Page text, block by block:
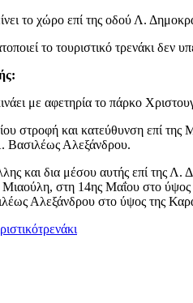
το χώρο επί της οδού Λ.
το τουριστικό τρενάκι δεν
με αφετηρία το πάρκο
στροφή και κατεύθυνση επί
Βασιλέως Αλεξάνδρου.
και δια μέσου αυτής επί της Λ.
Μιαούλη, στη 14ης Μαΐου στο
Αλεξάνδρου στο ύψος της
τρενάκι